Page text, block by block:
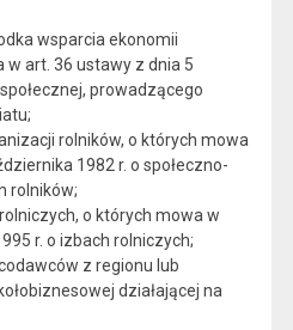
wsparcia ekonomii
w art. 36 ustawy z dnia 5
prowadzącego
rolników, o których mowa
1982 r. o społeczno-
rolników;
o których mowa w
r. o izbach rolniczych;
z regionu lub
działającej na